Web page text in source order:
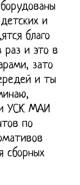
и
благо
и это в
зато
и ты
УСК МАИ
по
сборных